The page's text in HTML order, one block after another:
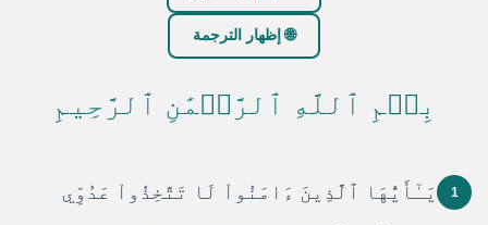
🌐 إظهار الترجمة
بِسۡمِ ٱللَّهِ ٱلرَّحۡمَٰنِ ٱلرَّحِيمِ
1
يَـٰٓأَيُّهَا ٱلَّذِينَ ءَامَنُواْ لَا تَتَّخِذُواْ عَدُوِّي